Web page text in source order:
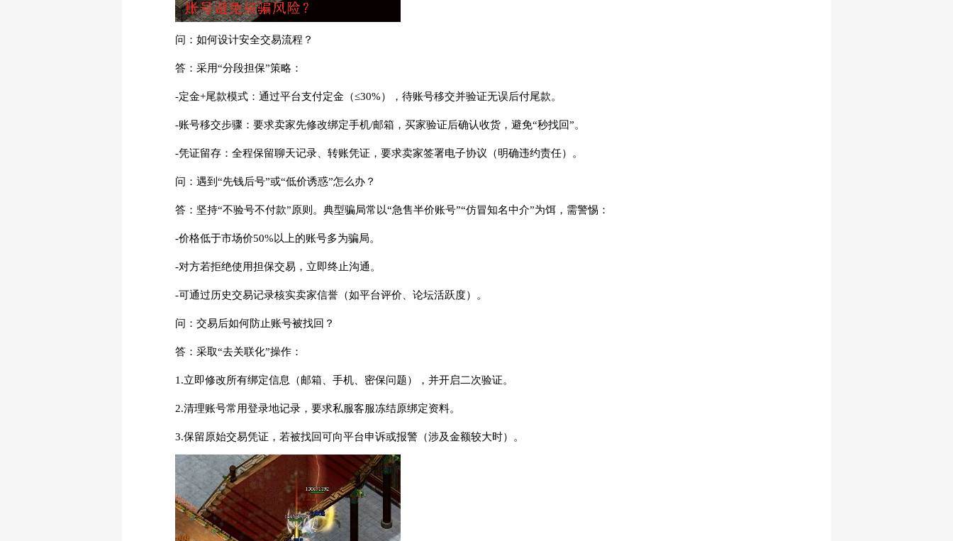
问：如何设计安全交易流程？
答：采用“分段担保”策略：
-定金+尾款模式：通过平台支付定金（≤30%），待账号移交并验证无误后付尾款。
-账号移交步骤：要求卖家先修改绑定手机/邮箱，买家验证后确认收货，避免“秒找回”。
-凭证留存：全程保留聊天记录、转账凭证，要求卖家签署电子协议（明确违约责任）。
问：遇到“先钱后号”或“低价诱惑”怎么办？
答：坚持“不验号不付款”原则。典型骗局常以“急售半价账号”“仿冒知名中介”为饵，需警惕：
-价格低于市场价50%以上的账号多为骗局。
-对方若拒绝使用担保交易，立即终止沟通。
-可通过历史交易记录核实卖家信誉（如平台评价、论坛活跃度）。
问：交易后如何防止账号被找回？
答：采取“去关联化”操作：
1.立即修改所有绑定信息（邮箱、手机、密保问题），并开启二次验证。
2.清理账号常用登录地记录，要求私服客服冻结原绑定资料。
3.保留原始交易凭证，若被找回可向平台申诉或报警（涉及金额较大时）。